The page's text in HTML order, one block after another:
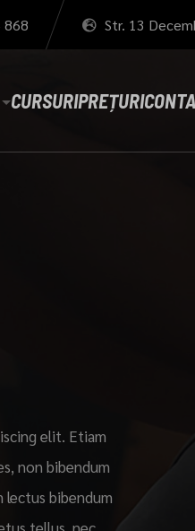
868 Str. 13
CURSURIPREȚURI
elit. Etiam
non bibendum
lectus bibendum